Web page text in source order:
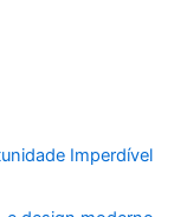
Imperdível